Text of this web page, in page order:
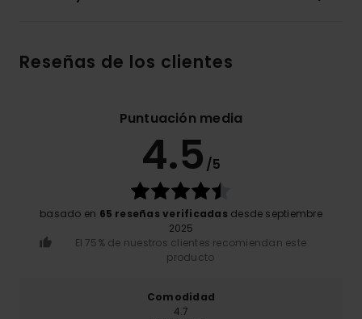
Reseñas de los clientes
Puntuación media
4.5 /5
basado en 65 reseñas verificadas desde septiembre
2025
El 75% de nuestros clientes recomiendan este
producto
Comodidad
4.7